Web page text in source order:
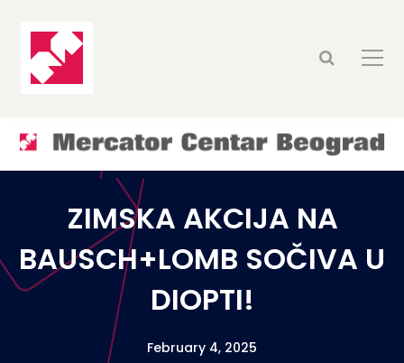
ZIMSKA AKCIJA NA
BAUSCH+LOMB SOČIVA U
DIOPTI!
February 4, 2025